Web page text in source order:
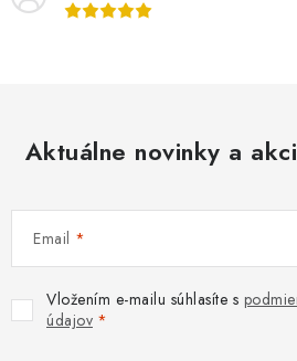
Aktuálne novinky a
Email
Vložením e-mailu súhlasíte s
údajov